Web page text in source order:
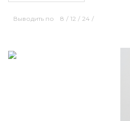
Выводить по 8 / 12 / 24 /